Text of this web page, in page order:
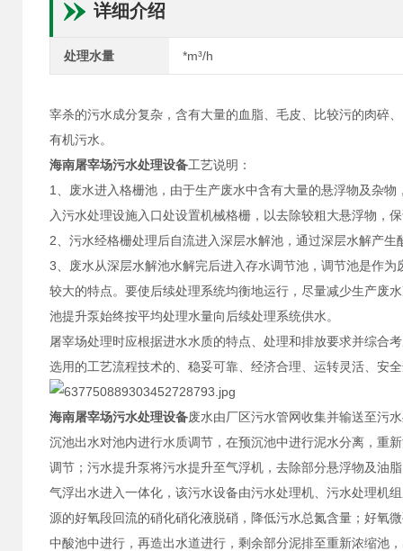
详细介绍
处理水量 *m³/h
宰杀的污水成分复杂，含有大量的血脂、毛皮、比较污的肉碎
有机污水。
海南屠宰场污水处理设备工艺说明：
1、废水进入格栅池，由于生产废水中含有大量的悬浮物及杂
入污水处理设施入口处设置机械格栅，以去除较粗大悬浮物，
2、污水经格栅处理后自流进入深层水解池，通过深层水解产
3、废水从深层水解池水解完后进入存水调节池，调节池是作
较大的特点。要使后续处理系统均衡地运行，尽量减少生产废
池提升泵始终按平均处理水量向后续处理系统供水。
屠宰场处理时应根据进水水质的特点、处理和排放要求并综合
选用的工艺流程技术的、稳妥可靠、经济合理、运转灵活、安
海南屠宰场污水处理设备废水由厂区污水管网收集并输送至污
沉池出水对池内进行水质调节，在预沉池中进行泥水分离，重
调节；污水提升泵将污水提升至气浮机，去除部分悬浮物及油
气浮出水进入一体化，该污水设备由污水处理机、污水处理机
源的好氧段回流的硝化硝化液脱硝，降低污水总氮含量；好氧
中酸池中进行，再造出水道进行，剩余部分泥排至重新浓缩池